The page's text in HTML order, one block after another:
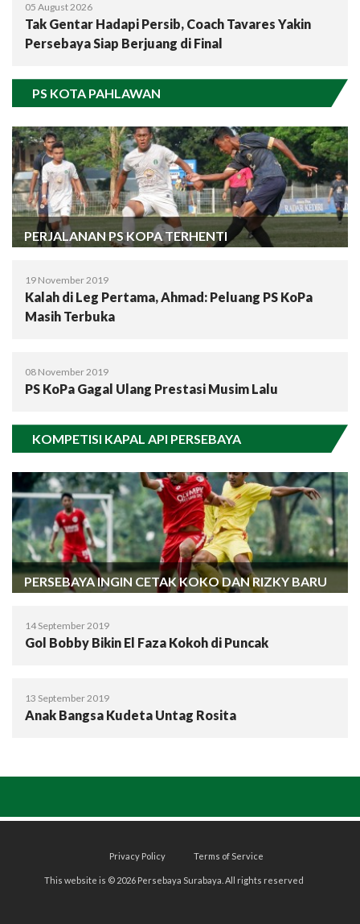
05 August 2026
Tak Gentar Hadapi Persib, Coach Tavares Yakin
Persebaya Siap Berjuang di Final
PS KOTA PAHLAWAN
PERJALANAN PS KOPA TERHENTI
19 November 2019
Kalah di Leg Pertama, Ahmad: Peluang PS KoPa
Masih Terbuka
08 November 2019
PS KoPa Gagal Ulang Prestasi Musim Lalu
KOMPETISI KAPAL API PERSEBAYA
PERSEBAYA INGIN CETAK KOKO DAN RIZKY BARU
14 September 2019
Gol Bobby Bikin El Faza Kokoh di Puncak
13 September 2019
Anak Bangsa Kudeta Untag Rosita
Privacy Policy Terms of Service
This website is © 2026 Persebaya Surabaya. All rights reserved